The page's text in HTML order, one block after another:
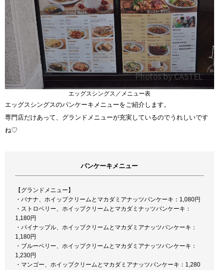
エッグスシングス／メニュー表
エッグスシングスのパンケーキメニューをご紹介します。
専門店だけあって、グランドメニューが充実しているのでうれしいです
ね♡
パンケーキメニュー
【グランドメニュー】
・バナナ、ホイップクリームとマカダミアナッツパンケーキ：1,080円
・ストロベリー、ホイップクリームとマカダミナッツパンケーキ：
1,180円
・パイナップル、ホイップクリームとマカダミアナッツパンケーキ：
1,180円
・ブルーベリー、ホイップクリームとマカダミアナッツパンケーキ：
1,230円
・マンゴー、ホイップクリームとマカダミアナッツパンケーキ：1,280